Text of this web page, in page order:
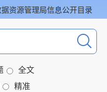
资源管理局信息公开目录
全文
精准